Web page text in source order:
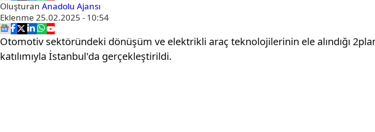
Oluşturan Anadolu Ajansı
Eklenme 25.02.2025 - 10:54
Otomotiv sektöründeki dönüşüm ve elektrikli araç teknolojilerinin ele alındığı
katılımıyla İstanbul'da gerçekleştirildi.